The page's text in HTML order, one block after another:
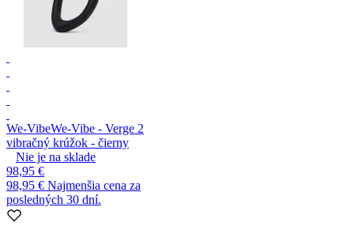
We-VibeWe-Vibe - Verge 2
vibračný krúžok - čierny
Nie je na sklade
98,95 €
98,95 € Najmenšia cena za
posledných 30 dní.